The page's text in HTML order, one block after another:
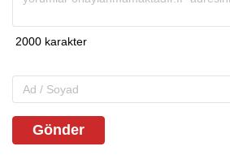
Gönder